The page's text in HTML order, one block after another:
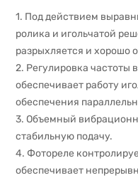
1. Под действием
ролика и игольчатой
разрыхляется и хорошо
2. Регулировка частоты
обеспечивает работу
обеспечения
3. Объемный
стабильную подачу.
4. Фотореле
обеспечивает